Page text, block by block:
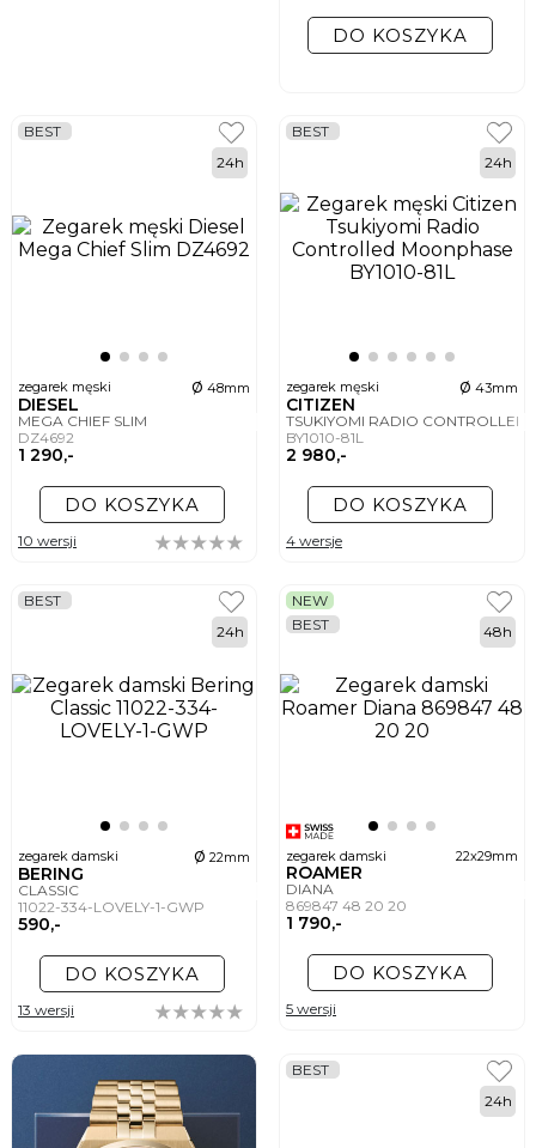
DO KOSZYKA
zegarek męski ø 48mm
DIESEL
MEGA CHIEF SLIM
DZ4692
1 290,-
BEST
24h
DO KOSZYKA
10 wersji
zegarek męski ø 43mm
CITIZEN
TSUKIYOMI RADIO
BY1010-81L
2 980,-
BEST
24h
DO KOSZYKA
4 wersje
zegarek damski ø 22mm
BERING
CLASSIC
11022-334-LOVELY-1-GWP
590,-
BEST
24h
DO KOSZYKA
13 wersji
zegarek damski 22x29mm
ROAMER
DIANA
869847 48 20 20
1 790,-
NEW
BEST
48h
DO KOSZYKA
5 wersji
BEST
24h